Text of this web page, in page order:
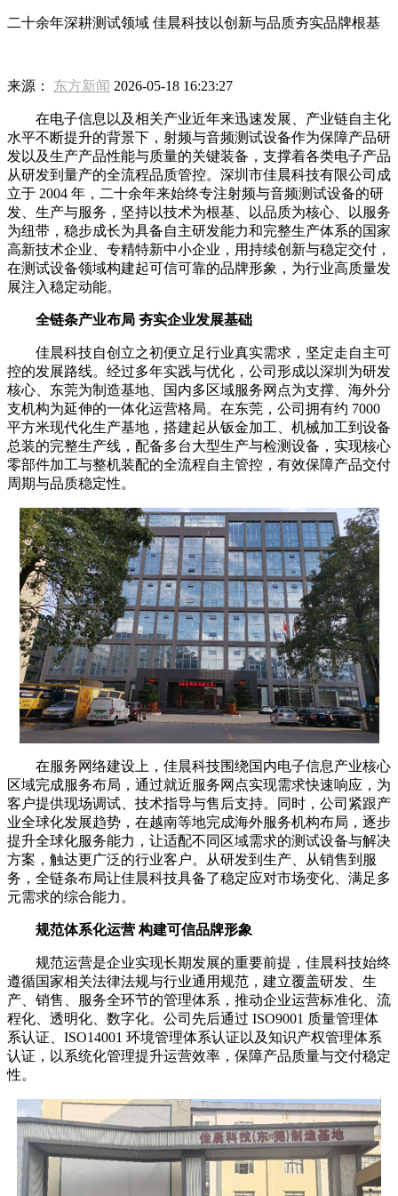
二十余年深耕测试领域 佳晨科技以创新与品质夯实品牌根基
来源： 东方新闻 2026-05-18 16:23:27
在电子信息以及相关产业近年来迅速发展、产业链自主化
水平不断提升的背景下，射频与音频测试设备作为保障产品研
发以及生产产品性能与质量的关键装备，支撑着各类电子产品
从研发到量产的全流程品质管控。深圳市佳晨科技有限公司成
立于 2004 年，二十余年来始终专注射频与音频测试设备的研
发、生产与服务，坚持以技术为根基、以品质为核心、以服务
为纽带，稳步成长为具备自主研发能力和完整生产体系的国家
高新技术企业、专精特新中小企业，用持续创新与稳定交付，
在测试设备领域构建起可信可靠的品牌形象，为行业高质量发
展注入稳定动能。
全链条产业布局 夯实企业发展基础
佳晨科技自创立之初便立足行业真实需求，坚定走自主可
控的发展路线。经过多年实践与优化，公司形成以深圳为研发
核心、东莞为制造基地、国内多区域服务网点为支撑、海外分
支机构为延伸的一体化运营格局。在东莞，公司拥有约 7000
平方米现代化生产基地，搭建起从钣金加工、机械加工到设备
总装的完整生产线，配备多台大型生产与检测设备，实现核心
零部件加工与整机装配的全流程自主管控，有效保障产品交付
周期与品质稳定性。
在服务网络建设上，佳晨科技围绕国内电子信息产业核心
区域完成服务布局，通过就近服务网点实现需求快速响应，为
客户提供现场调试、技术指导与售后支持。同时，公司紧跟产
业全球化发展趋势，在越南等地完成海外服务机构布局，逐步
提升全球化服务能力，让适配不同区域需求的测试设备与解决
方案，触达更广泛的行业客户。从研发到生产、从销售到服
务，全链条布局让佳晨科技具备了稳定应对市场变化、满足多
元需求的综合能力。
规范体系化运营 构建可信品牌形象
规范运营是企业实现长期发展的重要前提，佳晨科技始终
遵循国家相关法律法规与行业通用规范，建立覆盖研发、生
产、销售、服务全环节的管理体系，推动企业运营标准化、流
程化、透明化、数字化。公司先后通过 ISO9001 质量管理体
系认证、ISO14001 环境管理体系认证以及知识产权管理体系
认证，以系统化管理提升运营效率，保障产品质量与交付稳定
性。